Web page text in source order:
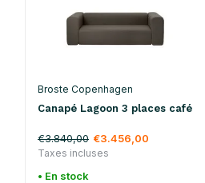
Broste Copenhagen
Canapé Lagoon 3 places café
€3.840,00 €3.456,00
Taxes incluses
• En stock